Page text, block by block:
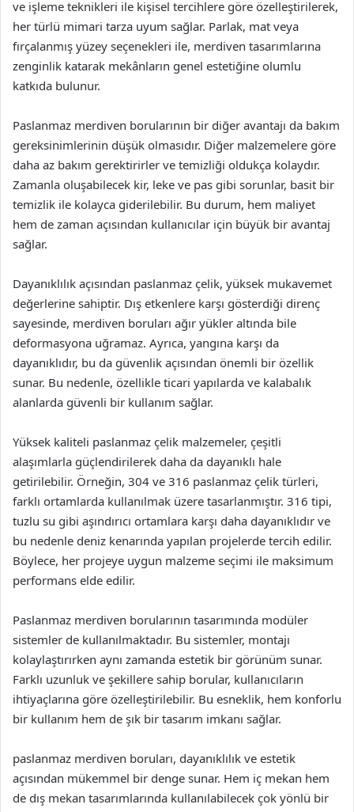
ve işleme teknikleri ile kişisel tercihlere göre özelleştirilerek,
her türlü mimari tarza uyum sağlar. Parlak, mat veya
fırçalanmış yüzey seçenekleri ile, merdiven tasarımlarına
zenginlik katarak mekânların genel estetiğine olumlu
katkıda bulunur.
Paslanmaz merdiven borularının bir diğer avantajı da bakım
gereksinimlerinin düşük olmasıdır. Diğer malzemelere göre
daha az bakım gerektirirler ve temizliği oldukça kolaydır.
Zamanla oluşabilecek kir, leke ve pas gibi sorunlar, basit bir
temizlik ile kolayca giderilebilir. Bu durum, hem maliyet
hem de zaman açısından kullanıcılar için büyük bir avantaj
sağlar.
Dayanıklılık açısından paslanmaz çelik, yüksek mukavemet
değerlerine sahiptir. Dış etkenlere karşı gösterdiği direnç
sayesinde, merdiven boruları ağır yükler altında bile
deformasyona uğramaz. Ayrıca, yangına karşı da
dayanıklıdır, bu da güvenlik açısından önemli bir özellik
sunar. Bu nedenle, özellikle ticari yapılarda ve kalabalık
alanlarda güvenli bir kullanım sağlar.
Yüksek kaliteli paslanmaz çelik malzemeler, çeşitli
alaşımlarla güçlendirilerek daha da dayanıklı hale
getirilebilir. Örneğin, 304 ve 316 paslanmaz çelik türleri,
farklı ortamlarda kullanılmak üzere tasarlanmıştır. 316 tipi,
tuzlu su gibi aşındırıcı ortamlara karşı daha dayanıklıdır ve
bu nedenle deniz kenarında yapılan projelerde tercih edilir.
Böylece, her projeye uygun malzeme seçimi ile maksimum
performans elde edilir.
Paslanmaz merdiven borularının tasarımında modüler
sistemler de kullanılmaktadır. Bu sistemler, montajı
kolaylaştırırken aynı zamanda estetik bir görünüm sunar.
Farklı uzunluk ve şekillere sahip borular, kullanıcıların
ihtiyaçlarına göre özelleştirilebilir. Bu esneklik, hem konforlu
bir kullanım hem de şık bir tasarım imkanı sağlar.
paslanmaz merdiven boruları, dayanıklılık ve estetik
açısından mükemmel bir denge sunar. Hem iç mekan hem
de dış mekan tasarımlarında kullanılabilecek çok yönlü bir